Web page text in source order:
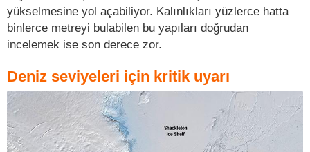
yükselmesine yol açabiliyor. Kalınlıkları yüzlerce hatta
binlerce metreyi bulabilen bu yapıları doğrudan
incelemek ise son derece zor.
Deniz seviyeleri için kritik uyarı